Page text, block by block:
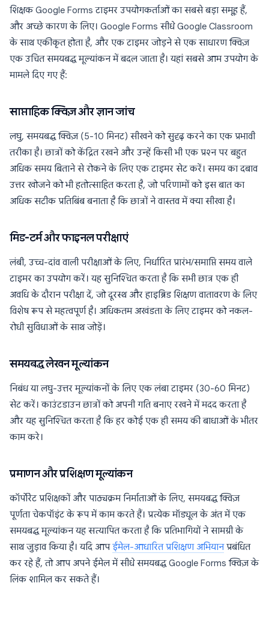
शिक्षक Google Forms टाइमर उपयोगकर्ताओं का सबसे बड़ा समूह हैं,
और अच्छे कारण के लिए। Google Forms सीधे Google Classroom
के साथ एकीकृत होता है, और एक टाइमर जोड़ने से एक साधारण क्विज़
एक उचित समयबद्ध मूल्यांकन में बदल जाता है। यहां सबसे आम उपयोग के
मामले दिए गए हैं:
साप्ताहिक क्विज़ और ज्ञान जांच
लघु, समयबद्ध क्विज़ (5-10 मिनट) सीखने को सुदृढ़ करने का एक प्रभावी
तरीका है। छात्रों को केंद्रित रखने और उन्हें किसी भी एक प्रश्न पर बहुत
अधिक समय बिताने से रोकने के लिए एक टाइमर सेट करें। समय का दबाव
उत्तर खोजने को भी हतोत्साहित करता है, जो परिणामों को इस बात का
अधिक सटीक प्रतिबिंब बनाता है कि छात्रों ने वास्तव में क्या सीखा है।
मिड-टर्म और फाइनल परीक्षाएं
लंबी, उच्च-दांव वाली परीक्षाओं के लिए, निर्धारित प्रारंभ/समाप्ति समय वाले
टाइमर का उपयोग करें। यह सुनिश्चित करता है कि सभी छात्र एक ही
अवधि के दौरान परीक्षा दें, जो दूरस्थ और हाइब्रिड शिक्षण वातावरण के लिए
विशेष रूप से महत्वपूर्ण है। अधिकतम अखंडता के लिए टाइमर को नकल-
रोधी सुविधाओं के साथ जोड़ें।
समयबद्ध लेखन मूल्यांकन
निबंध या लघु-उत्तर मूल्यांकनों के लिए एक लंबा टाइमर (30-60 मिनट)
सेट करें। काउंटडाउन छात्रों को अपनी गति बनाए रखने में मदद करता है
और यह सुनिश्चित करता है कि हर कोई एक ही समय की बाधाओं के भीतर
काम करे।
प्रमाणन और प्रशिक्षण मूल्यांकन
कॉर्पोरेट प्रशिक्षकों और पाठ्यक्रम निर्माताओं के लिए, समयबद्ध क्विज़
पूर्णता चेकपॉइंट के रूप में काम करते हैं। प्रत्येक मॉड्यूल के अंत में एक
समयबद्ध मूल्यांकन यह सत्यापित करता है कि प्रतिभागियों ने सामग्री के
साथ जुड़ाव किया है। यदि आपईमेल-आधारित प्रशिक्षण अभियानप्रबंधित
कर रहे हैं, तो आप अपने ईमेल में सीधे समयबद्ध Google Forms क्विज़ के
लिंक शामिल कर सकते हैं।